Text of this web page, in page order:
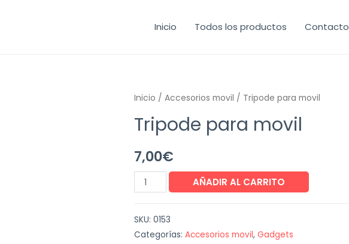
Inicio Todos los productos Contacto
Inicio / Accesorios movil / Tripode para movil
Tripode para movil
7,00€
Tripode
para
cantidad
AÑADIR AL CARRITO
SKU: 0153
Categorías: Accesorios movil, Gadgets